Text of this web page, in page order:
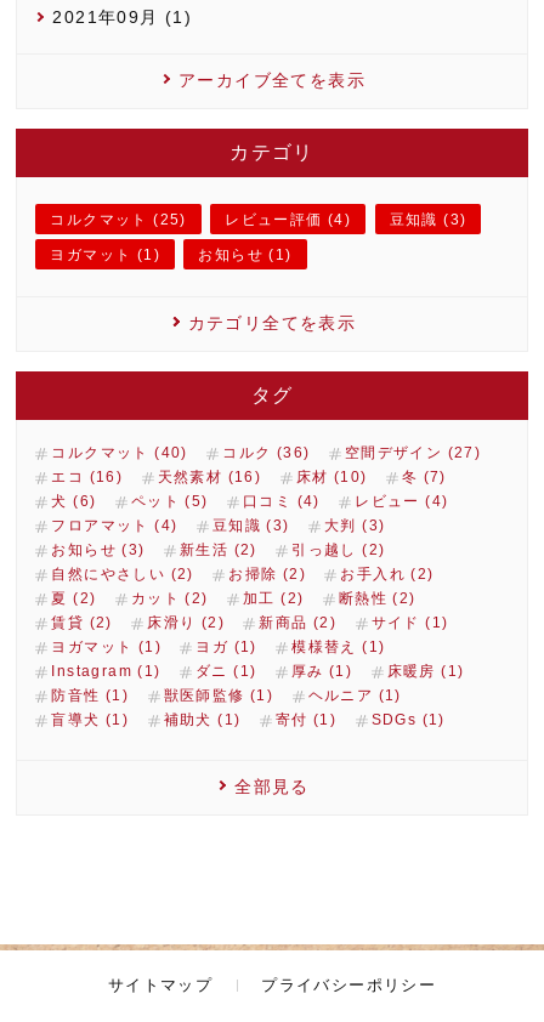
2021年09月 (1)
アーカイブ全てを表示
カテゴリ
コルクマット (25) レビュー評価 (4) 豆知識 (3)
ヨガマット (1) お知らせ (1)
カテゴリ全てを表示
タグ
コルクマット (40) コルク (36)
空間デザイン (27)
エコ (16)
天然素材 (16) 床材 (10)
冬 (7)
犬 (6)
ペット (5) 口コミ (4)
レビュー (4)
フロアマット (4)
豆知識 (3)
大判 (3)
お知らせ (3)
新生活 (2)
引っ越し (2)
自然にやさしい (2)
お掃除 (2)
お手入れ (2)
夏 (2)
カット (2) 加工 (2)
断熱性 (2)
賃貸 (2)
床滑り (2) 新商品 (2)
サイド (1)
ヨガマット (1)
ヨガ (1)
模様替え (1)
Instagram (1)
ダニ (1) 厚み (1)
床暖房 (1)
防音性 (1)
獣医師監修 (1)
ヘルニア (1)
盲導犬 (1)
補助犬 (1) 寄付 (1) SDGs (1)
全部見る
サイトマップ プライバシーポリシー